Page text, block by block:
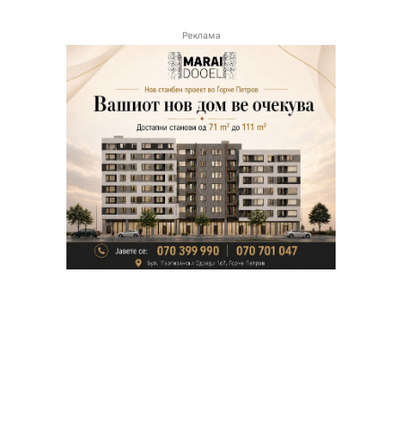
Реклама